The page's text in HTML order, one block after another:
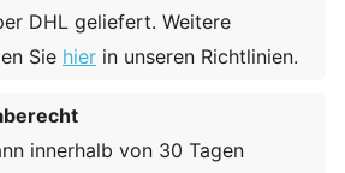
DHL geliefert. Weitere
Sie hier in unseren Richtlinien.
innerhalb von 30 Tagen